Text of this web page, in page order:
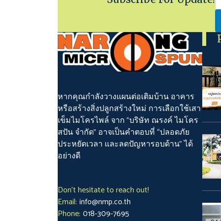
หากคุณกำลังวางแผนต่อเติมบ้าน อาคาร
หรือสร้างสิ่งปลูกสร้างใหม่ การเลือกใช้เสา
เข็มไมโครไพล์ จาก "บริษัท ณรงค์ ไมโคร
สปัน จำกัด" อาจเป็นคำตอบที่ “ปลอดภัย
ประหยัดเวลา และลดปัญหารอบด้าน” ได้
อย่างดี
Don't hesitate to reach out!
Email: info@nmp.co.th
Phone: 018-309-7695